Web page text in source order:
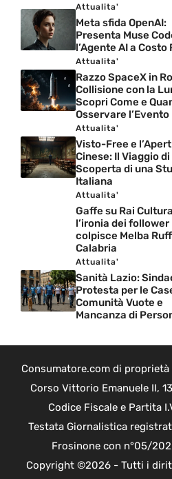
Attualita'
Meta sfida OpenAI:
Presenta Muse
l’Agente AI a
Attualita'
Razzo SpaceX in
Collisione con la
Scopri Come e
Osservare l’Evento
Attualita'
Visto-Free e
Cinese: Il Viaggio di
Scoperta di una
Italiana
Attualita'
Gaffe su Rai
l’ironia dei follower
colpisce Melba
Calabria
Attualita'
Sanità Lazio:
Protesta per le
Comunità Vuote e
Mancanza di
Consumatore.com di proprietà
Corso Vittorio Emanuele II,
Codice Fiscale e Partita
Testata Giornalistica
Frosinone con n°05/
Copyright ©2026 - Tutti i